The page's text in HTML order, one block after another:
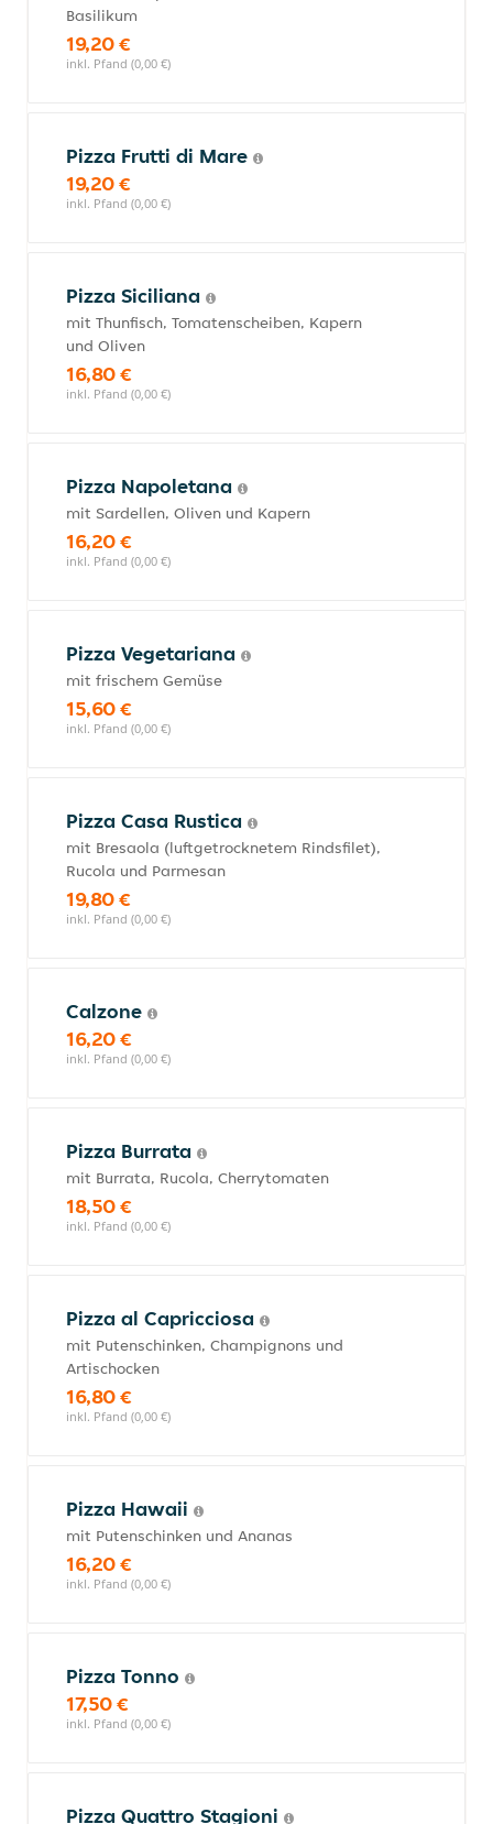
Basilikum
19,20 €
inkl. Pfand (0,00 €)
Pizza Frutti di Mare
19,20 €
inkl. Pfand (0,00 €)
Pizza Siciliana
mit Thunfisch, Tomatenscheiben, Kapern
und Oliven
16,80 €
inkl. Pfand (0,00 €)
Pizza Napoletana
mit Sardellen, Oliven und Kapern
16,20 €
inkl. Pfand (0,00 €)
Pizza Vegetariana
mit frischem Gemüse
15,60 €
inkl. Pfand (0,00 €)
Pizza Casa Rustica
mit Bresaola (luftgetrocknetem Rindsfilet),
Rucola und Parmesan
19,80 €
inkl. Pfand (0,00 €)
Calzone
16,20 €
inkl. Pfand (0,00 €)
Pizza Burrata
mit Burrata, Rucola, Cherrytomaten
18,50 €
inkl. Pfand (0,00 €)
Pizza al Capricciosa
mit Putenschinken, Champignons und
Artischocken
16,80 €
inkl. Pfand (0,00 €)
Pizza Hawaii
mit Putenschinken und Ananas
16,20 €
inkl. Pfand (0,00 €)
Pizza Tonno
17,50 €
inkl. Pfand (0,00 €)
Pizza Quattro Stagioni